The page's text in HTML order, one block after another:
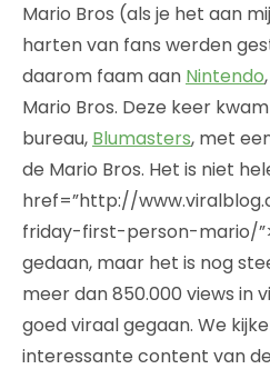
Mario Bros (als je het aan
harten van fans werden
daarom faam aan Nintendo
Mario Bros. Deze keer
bureau, Blumasters, met
de Mario Bros. Het is niet
href=”http://
friday-first-person-mario/
gedaan, maar het is nog
meer dan 850.000 views in
goed viraal gegaan. We
interessante content van